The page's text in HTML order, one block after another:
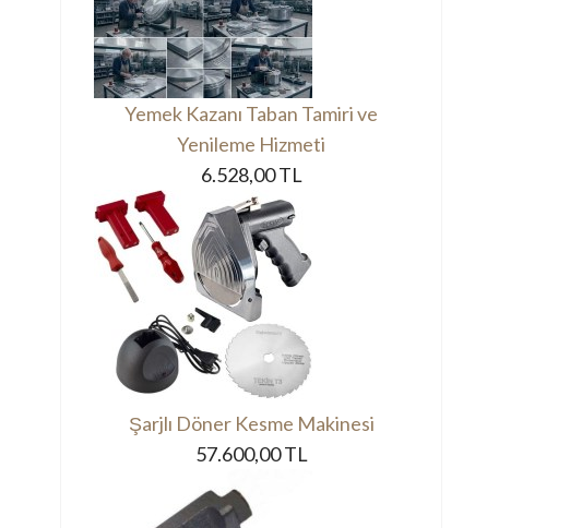
Yemek Kazanı Taban Tamiri ve
Yenileme Hizmeti
6.528,00 TL
Şarjlı Döner Kesme Makinesi
57.600,00 TL